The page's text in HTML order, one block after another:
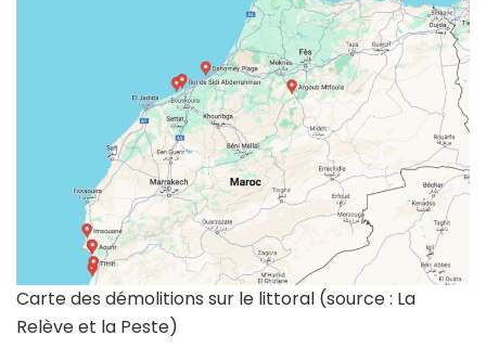
Carte des démolitions sur le littoral (source : La
Relève et la Peste)